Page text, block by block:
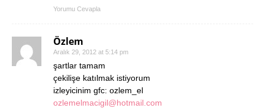
Yorumu Cevapla
Özlem
Aralık 29, 2012 at 5:14 pm
şartlar tamam
çekilişe katılmak istiyorum
izleyicinim gfc: ozlem_el
ozlemelmacigil@hotmail.com